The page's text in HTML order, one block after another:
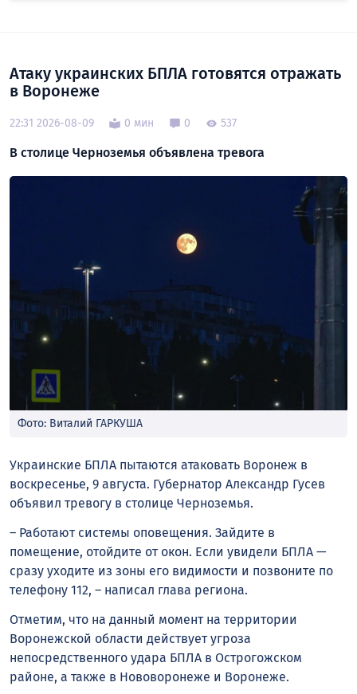
Атаку украинских БПЛА готовятся отражать
в Воронеже
22:31 2026-08-09 0 мин 0 537
В столице Черноземья объявлена тревога
Фото: Виталий ГАРКУША
Украинские БПЛА пытаются атаковать Воронеж в
воскресенье, 9 августа. Губернатор Александр Гусев
объявил тревогу в столице Черноземья.
– Работают системы оповещения. Зайдите в
помещение, отойдите от окон. Если увидели БПЛА —
сразу уходите из зоны его видимости и позвоните по
телефону 112, – написал глава региона.
Отметим, что на данный момент на территории
Воронежской области действует угроза
непосредственного удара БПЛА в Острогожском
районе, а также в Нововоронеже и Воронеже.